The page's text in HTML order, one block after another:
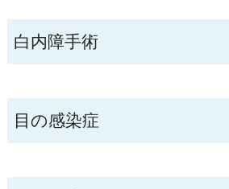
白内障手術
目の感染症